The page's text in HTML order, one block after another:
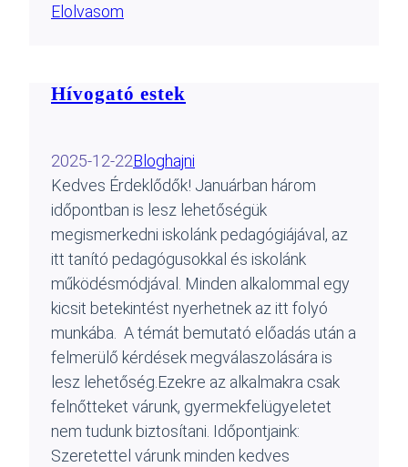
Elolvasom
Hívogató estek
2025-12-22Bloghajni
Kedves Érdeklődők! Januárban három
időpontban is lesz lehetőségük
megismerkedni iskolánk pedagógiájával, az
itt tanító pedagógusokkal és iskolánk
működésmódjával. Minden alkalommal egy
kicsit betekintést nyerhetnek az itt folyó
munkába. A témát bemutató előadás után a
felmerülő kérdések megválaszolására is
lesz lehetőség.Ezekre az alkalmakra csak
felnőtteket várunk, gyermekfelügyeletet
nem tudunk biztosítani. Időpontjaink:
Szeretettel várunk minden kedves